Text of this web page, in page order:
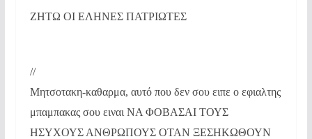
ΖΗΤΩ ΟΙ ΕΛΗΝΕΣ ΠΑΤΡΙΩΤΕΣ
//
Μητσοτακη-καθαρμα, αυτό που δεν σου ειπε ο εφιαλτης
μπαμπακας σου ειναι ΝΑ ΦΟΒΑΣΑΙ ΤΟΥΣ
ΗΣΥΧΟΥΣ ΑΝΘΡΩΠΟΥΣ ΟΤΑΝ ΞΕΣΗΚΩΘΟΥΝ